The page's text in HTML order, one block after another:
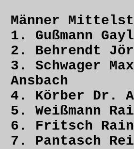
Männer
1. Gußmann
2. Behrendt
3.
Ansbach
4. Körber
5. Weißmann
6. Fritsch
7. Pantasch